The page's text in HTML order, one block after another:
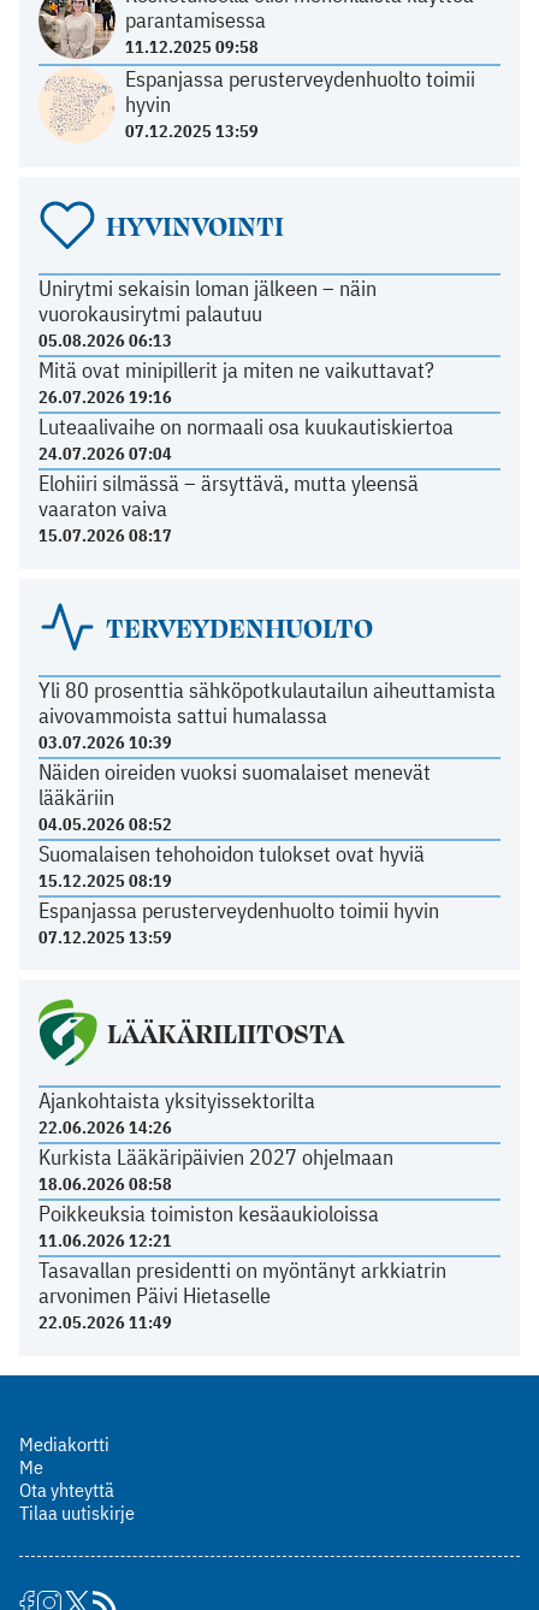
parantamisessa
11.12.2025 09:58
Espanjassa perusterveydenhuolto toimii
hyvin
07.12.2025 13:59
HYVINVOINTI
Unirytmi sekaisin loman jälkeen – näin
vuorokausirytmi palautuu
05.08.2026 06:13
Mitä ovat minipillerit ja miten ne vaikuttavat?
26.07.2026 19:16
Luteaalivaihe on normaali osa kuukautiskiertoa
24.07.2026 07:04
Elohiiri silmässä – ärsyttävä, mutta yleensä
vaaraton vaiva
15.07.2026 08:17
TERVEYDENHUOLTO
Yli 80 prosenttia sähköpotkulautailun aiheuttamista
aivovammoista sattui humalassa
03.07.2026 10:39
Näiden oireiden vuoksi suomalaiset menevät
lääkäriin
04.05.2026 08:52
Suomalaisen tehohoidon tulokset ovat hyviä
15.12.2025 08:19
Espanjassa perusterveydenhuolto toimii hyvin
07.12.2025 13:59
LÄÄKÄRILIITOSTA
Ajankohtaista yksityissektorilta
22.06.2026 14:26
Kurkista Lääkäripäivien 2027 ohjelmaan
18.06.2026 08:58
Poikkeuksia toimiston kesäaukioloissa
11.06.2026 12:21
Tasavallan presidentti on myöntänyt arkkiatrin
arvonimen Päivi Hietaselle
22.05.2026 11:49
Mediakortti
Me
Ota yhteyttä
Tilaa uutiskirje